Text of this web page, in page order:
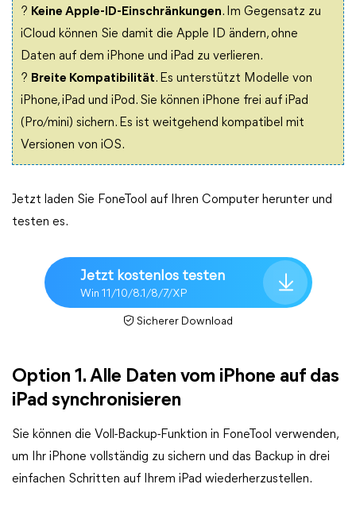
? Keine Apple-ID-Einschränkungen. Im Gegensatz zu
iCloud können Sie damit die Apple ID ändern, ohne
Daten auf dem iPhone und iPad zu verlieren.
? Breite Kompatibilität. Es unterstützt Modelle von
iPhone, iPad und iPod. Sie können iPhone frei auf iPad
(Pro/mini) sichern. Es ist weitgehend kompatibel mit
Versionen von iOS.
Jetzt laden Sie FoneTool auf Ihren Computer herunter und
testen es.
Jetzt kostenlos testen
Win 11/10/8.1/8/7/XP
Sicherer Download
Option 1. Alle Daten vom iPhone auf das
iPad synchronisieren
Sie können die Voll-Backup-Funktion in FoneTool verwenden,
um Ihr iPhone vollständig zu sichern und das Backup in drei
einfachen Schritten auf Ihrem iPad wiederherzustellen.